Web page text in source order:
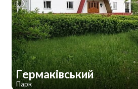
Гермаківський
Парк